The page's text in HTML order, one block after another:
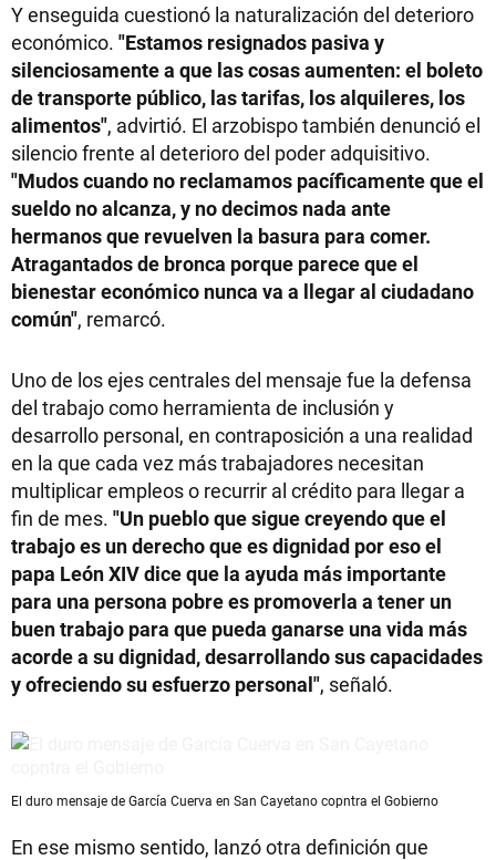
Y enseguida cuestionó la naturalización del deterioro
económico. "Estamos resignados pasiva y
silenciosamente a que las cosas aumenten: el boleto
de transporte público, las tarifas, los alquileres, los
alimentos", advirtió. El arzobispo también denunció el
silencio frente al deterioro del poder adquisitivo.
"Mudos cuando no reclamamos pacíficamente que el
sueldo no alcanza, y no decimos nada ante
hermanos que revuelven la basura para comer.
Atragantados de bronca porque parece que el
bienestar económico nunca va a llegar al ciudadano
común", remarcó.
Uno de los ejes centrales del mensaje fue la defensa
del trabajo como herramienta de inclusión y
desarrollo personal, en contraposición a una realidad
en la que cada vez más trabajadores necesitan
multiplicar empleos o recurrir al crédito para llegar a
fin de mes. "Un pueblo que sigue creyendo que el
trabajo es un derecho que es dignidad por eso el
papa León XIV dice que la ayuda más importante
para una persona pobre es promoverla a tener un
buen trabajo para que pueda ganarse una vida más
acorde a su dignidad, desarrollando sus capacidades
y ofreciendo su esfuerzo personal", señaló.
El duro mensaje de García Cuerva en San Cayetano copntra el Gobierno
En ese mismo sentido, lanzó otra definición que